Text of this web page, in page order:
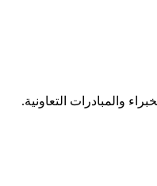
والمبادرات التعاونية.